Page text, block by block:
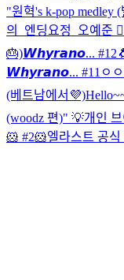
"원혁's k-pop medley
의_엔딩요정_오예준
🎂)𝙒𝙝𝙮𝙧𝙖𝙣𝙤... #12
𝙒𝙝𝙮𝙧𝙖𝙣𝙤... #11 ㅇ
(베트남에서💜)
(woodz 편)" 💡개인
🐹 #2🐹엘라스트 공식